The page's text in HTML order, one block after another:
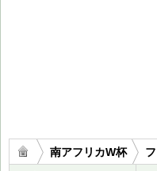
南アフリカW杯